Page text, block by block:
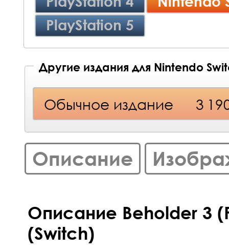
PlayStation 5
Другие издания для Nintendo
Обычное издание 3
Описание
Описание Beholder 3
(Switch)